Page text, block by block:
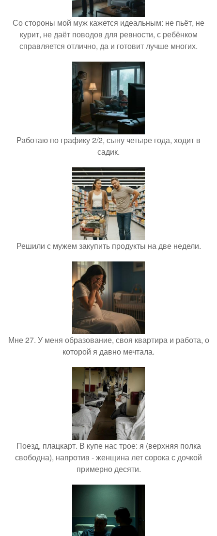
Со стороны мой муж кажется идеальным: не пьёт, не
курит, не даёт поводов для ревности, с ребёнком
справляется отлично, да и готовит лучше многих.
Работаю по графику 2/2, сыну четыре года, ходит в
садик.
Решили с мужем закупить продукты на две недели.
Мне 27. У меня образование, своя квартира и работа, о
которой я давно мечтала.
Поезд, плацкарт. В купе нас трое: я (верхняя полка
свободна), напротив - женщина лет сорока с дочкой
примерно десяти.